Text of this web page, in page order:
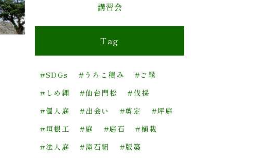
講習会
Tag
#SDGs #うろこ積み
#ご縁
#しめ縄
#仙台門松
#伐採
#個人庭
#出会い #剪定
#坪庭
#垣根工
#庭 #庭石
#植栽
#法人庭
#滝石組
#版築